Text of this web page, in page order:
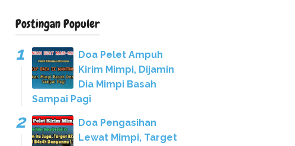
Postingan Populer
Doa Pelet Ampuh
Kirim Mimpi, Dijamin
Dia Mimpi Basah
Sampai Pagi
Doa Pengasihan
Lewat Mimpi, Target